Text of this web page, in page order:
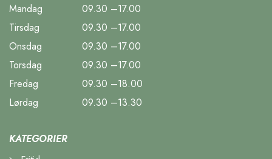
Mandag
09.30 –17.00
Tirsdag
09.30 –17.00
Onsdag
09.30 –17.00
Torsdag
09.30 –17.00
Fredag
09.30 –18.00
Lørdag
09.30 –13.30
KATEGORIER